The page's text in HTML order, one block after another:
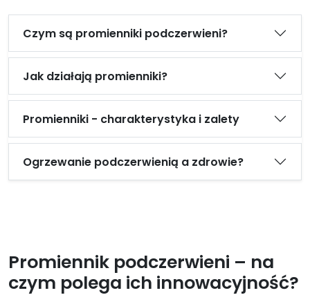
Czym są promienniki podczerwieni?
Jak działają promienniki?
Promienniki - charakterystyka i zalety
Ogrzewanie podczerwienią a zdrowie?
Promiennik podczerwieni – na
czym polega ich innowacyjność?